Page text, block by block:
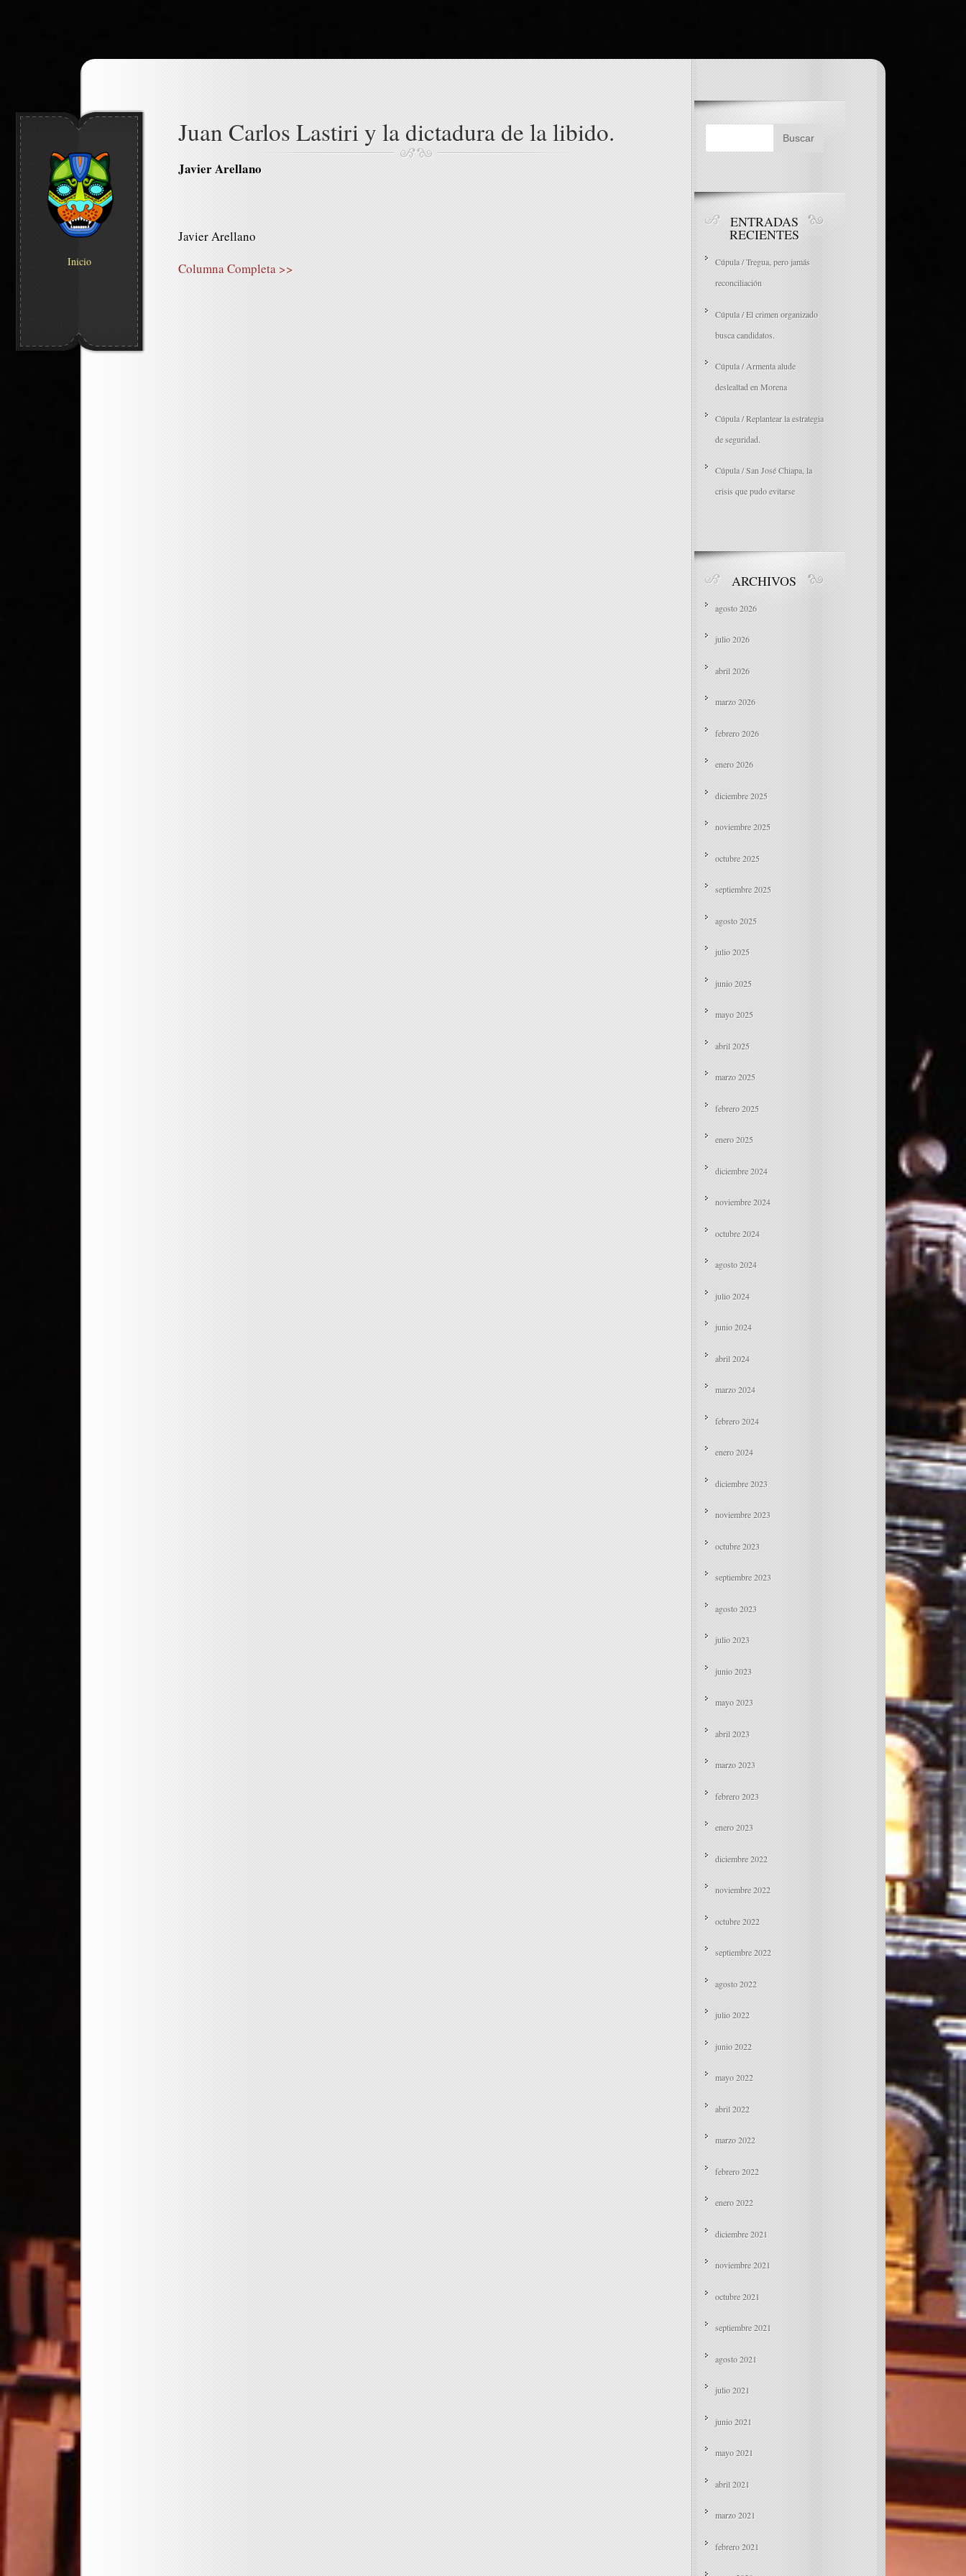
Inicio
Juan Carlos Lastiri y la dictadura de la libido.
Javier Arellano
Javier Arellano
Columna Completa >>
ENTRADAS
RECIENTES
Cúpula / Tregua, pero jamás
reconciliación
Cúpula / El crimen organizado
busca candidatos.
Cúpula / Armenta alude
deslealtad en Morena
Cúpula / Replantear la estrategia
de seguridad.
Cúpula / San José Chiapa, la
crisis que pudo evitarse
ARCHIVOS
agosto 2026
julio 2026
abril 2026
marzo 2026
febrero 2026
enero 2026
diciembre 2025
noviembre 2025
octubre 2025
septiembre 2025
agosto 2025
julio 2025
junio 2025
mayo 2025
abril 2025
marzo 2025
febrero 2025
enero 2025
diciembre 2024
noviembre 2024
octubre 2024
agosto 2024
julio 2024
junio 2024
abril 2024
marzo 2024
febrero 2024
enero 2024
diciembre 2023
noviembre 2023
octubre 2023
septiembre 2023
agosto 2023
julio 2023
junio 2023
mayo 2023
abril 2023
marzo 2023
febrero 2023
enero 2023
diciembre 2022
noviembre 2022
octubre 2022
septiembre 2022
agosto 2022
julio 2022
junio 2022
mayo 2022
abril 2022
marzo 2022
febrero 2022
enero 2022
diciembre 2021
noviembre 2021
octubre 2021
septiembre 2021
agosto 2021
julio 2021
junio 2021
mayo 2021
abril 2021
marzo 2021
febrero 2021